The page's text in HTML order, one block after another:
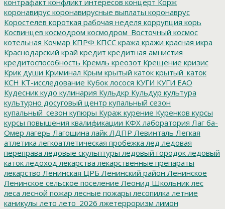
коронавирус коронавирусные выплаты коронаврус
Коростелев короткая рабочая неделя коррупция корь
Косвинцев космодром космодром_Восточный космос
котельная Кочмар КПРФ КПСС кража кражи красная икра
Краснодарский край кредит кредитная амнистия
кредитоспособность Кремль креозот Крещение кризис
Крик души Криминал Крым крытый каток крытый_каток
КСН КТ-исследование Кубок лосося КУГИ КУГИ ЕАО
Кудесник кудо кулинария Кульдкр Кульдур культура
культурно досуговый центр купальный сезон
купальный_сезон купюры Кураж курение Куренков курсы
курсы повышения квалификации КФХ лаборатория Лаг ба-
Омер лагерь Лагошина лайк ЛДПР Левинталь Легкая
атлетика легкоатлетическая пробежка лед ледовая
переправа ледовые скульптуры ледовый городок ледовый
каток ледоход лекарства лекарственные препараты
лекарство Ленинская ЦРБ Ленинский район Ленинское
Ленинское сельское поселение Леонид Школьник лес
леса лесной пожар лесные пожары лесопилка летние
каникулы лето лето_2026 лжетерроризм лимон